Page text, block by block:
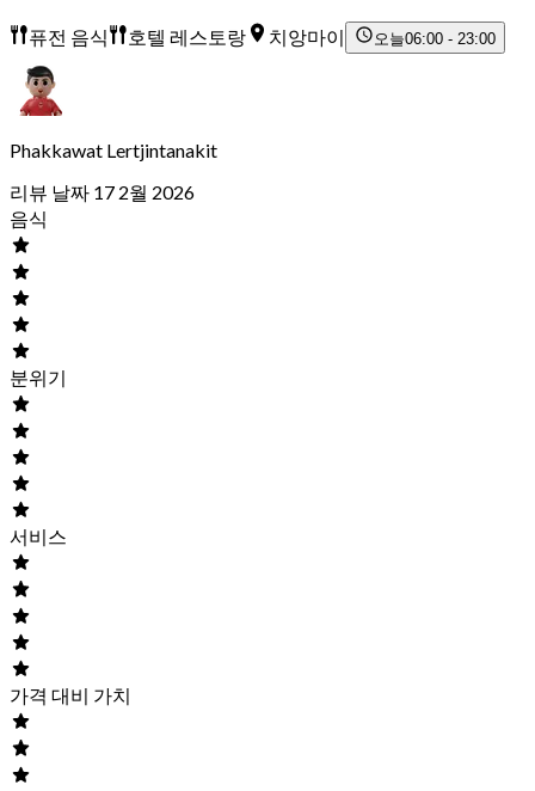
퓨전 음식 호텔 레스토랑 치앙마이 오늘06:00 - 23:00
Phakkawat Lertjintanakit
리뷰 날짜 17 2월 2026
음식
분위기
서비스
가격 대비 가치